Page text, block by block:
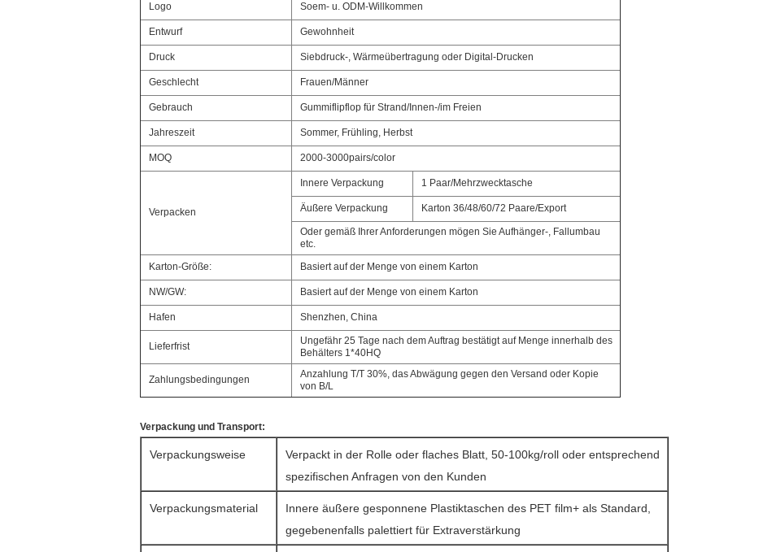
Logo Soem- u. ODM-Willkommen
Entwurf Gewohnheit
Druck Siebdruck-, Wärmeübertragung oder Digital-Drucken
Geschlecht Frauen/Männer
Gebrauch Gummiflipflop für Strand/Innen-/im Freien
Jahreszeit Sommer, Frühling, Herbst
MOQ 2000-3000pairs/color
Verpacken
Innere Verpackung 1 Paar/Mehrzwecktasche
Äußere Verpackung Karton 36/48/60/72 Paare/Export
Oder gemäß Ihrer Anforderungen mögen Sie Aufhänger-, Fallumbau
etc.
Karton-Größe:
Basiert auf der Menge von einem Karton
NW/GW: Basiert auf der Menge von einem Karton
Hafen Shenzhen, China
Lieferfrist
Ungefähr 25 Tage nach dem Auftrag bestätigt auf Menge innerhalb des
Behälters 1*40HQ
Zahlungsbedingungen
Anzahlung T/T 30%, das Abwägung gegen den Versand oder Kopie
von B/L
Verpackung und Transport:
Verpackungsweise
Verpackt in der Rolle oder flaches Blatt, 50-100kg/roll oder entsprechend
spezifischen Anfragen von den Kunden
Verpackungsmaterial
Innere äußere gesponnene Plastiktaschen des PET film+ als Standard,
gegebenenfalls palettiert für Extraverstärkung